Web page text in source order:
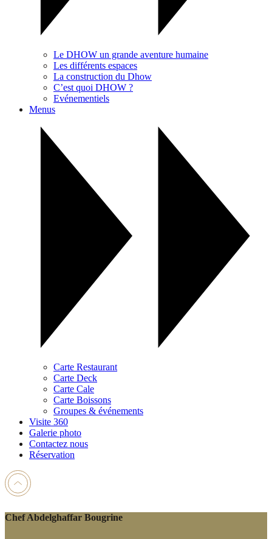
Le DHOW un grande aventure humaine
Les différents espaces
La construction du Dhow
C’est quoi DHOW ?
Evénementiels
Menus
Carte Restaurant
Carte Deck
Carte Cale
Carte Boissons
Groupes & événements
Visite 360
Galerie photo
Contactez nous
Réservation
Chef Abdelghaffar Bougrine